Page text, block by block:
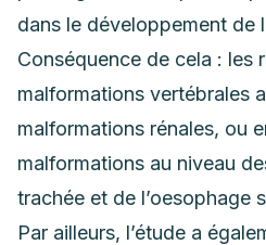
dans le développement de
Conséquence de cela : les
malformations vertébrales
malformations rénales, ou
malformations au niveau
trachée et de l’oesophage
Par ailleurs, l’étude a